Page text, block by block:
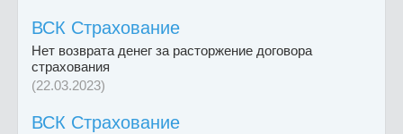
ВСК Страхование
Нет возврата денег за расторжение договора
страхования
(22.03.2023)
ВСК Страхование